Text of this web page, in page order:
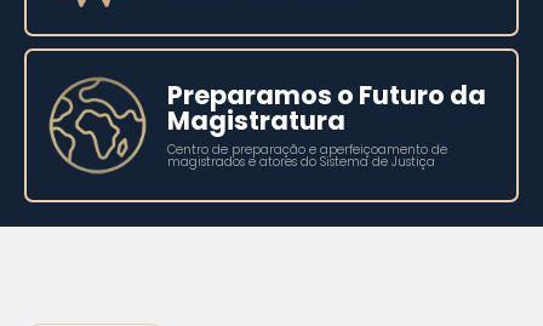
Preparamos o Futuro da
Magistratura
Centro de preparação e aperfeiçoamento de
magistrados e atores do Sistema de Justiça